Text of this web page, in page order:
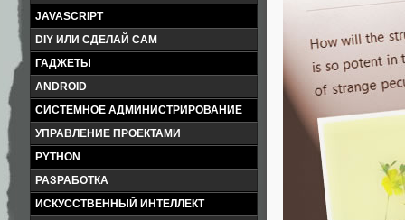
JAVASCRIPT
DIY ИЛИ СДЕЛАЙ САМ
ГАДЖЕТЫ
ANDROID
СИСТЕМНОЕ АДМИНИСТРИРОВАНИЕ
УПРАВЛЕНИЕ ПРОЕКТАМИ
PYTHON
РАЗРАБОТКА
ИСКУССТВЕННЫЙ ИНТЕЛЛЕКТ